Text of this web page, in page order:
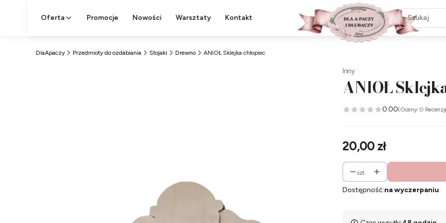
Oferta Promocje Nowości Warsztaty Kontakt
DlaApaczy Przedmioty do ozdabiania Stojaki Drewno ANIOŁ Sklejka chłopiec
Inny
ANIOŁ
0.00(Oceny: 0
Cena
20,00 zł
szt.
Dostępność:na wyczerpaniu